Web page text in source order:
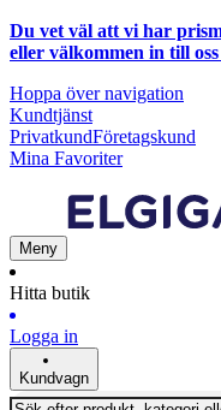
Du vet väl att vi har
eller välkommen in till
Hoppa över navigation
Kundtjänst
PrivatkundFöretagskund
Mina Favoriter
Meny
Hitta butik
Logga in
Kundvagn